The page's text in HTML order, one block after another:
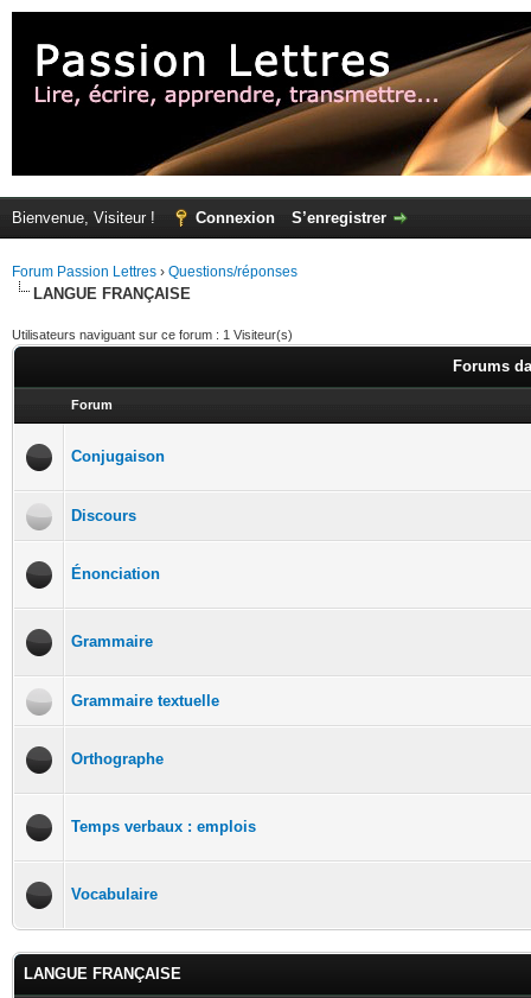
Bienvenue, Visiteur ! Connexion S’enregistrer
Forum Passion Lettres › Questions/réponses
LANGUE FRANÇAISE
Utilisateurs naviguant sur ce forum : 1 Visiteur(s)
Forums
Forum
Conjugaison
Discours
Énonciation
Grammaire
Grammaire textuelle
Orthographe
Temps verbaux : emplois
Vocabulaire
LANGUE FRANÇAISE